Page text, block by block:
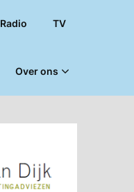
Radio TV
Over ons